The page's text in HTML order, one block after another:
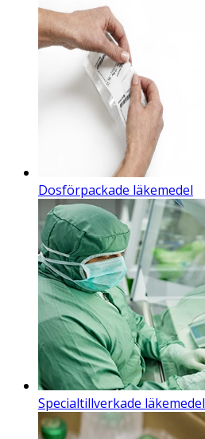
Dosförpackade läkemedel
Specialtillverkade läkemedel